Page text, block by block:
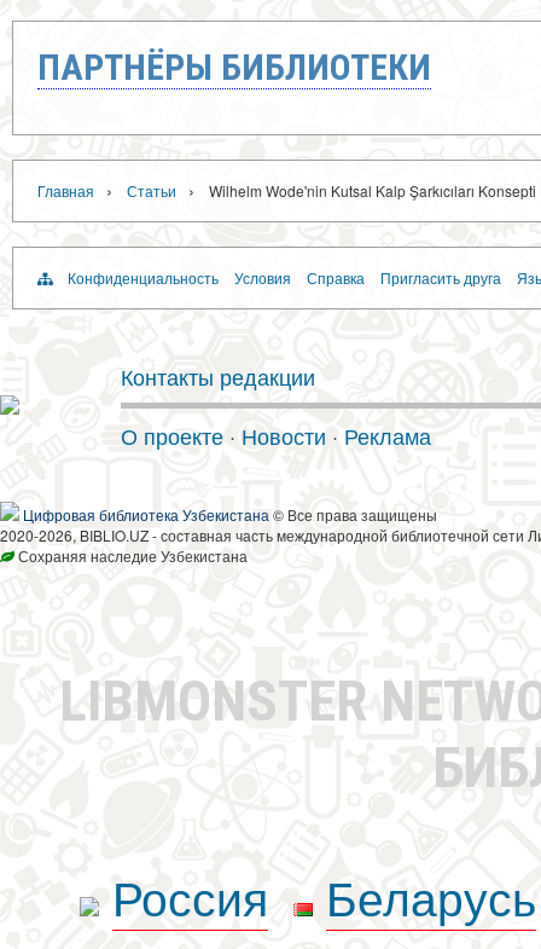
ПАРТНЁРЫ БИБЛИОТЕКИ
Главная › Статьи › Wilhelm Wode'nin Kutsal Kalp Şarkıcıları Konsepti
Конфиденциальность Условия Справка Пригласить друга
Контакты редакции
О проекте · Новости · Реклама
Цифровая библиотека Узбекистана © Все права защищены
2020-2026, BIBLIO.UZ - составная часть международной библиотечной сети
Сохраняя наследие Узбекистана
LIBMONSTER
Россия
Беларусь